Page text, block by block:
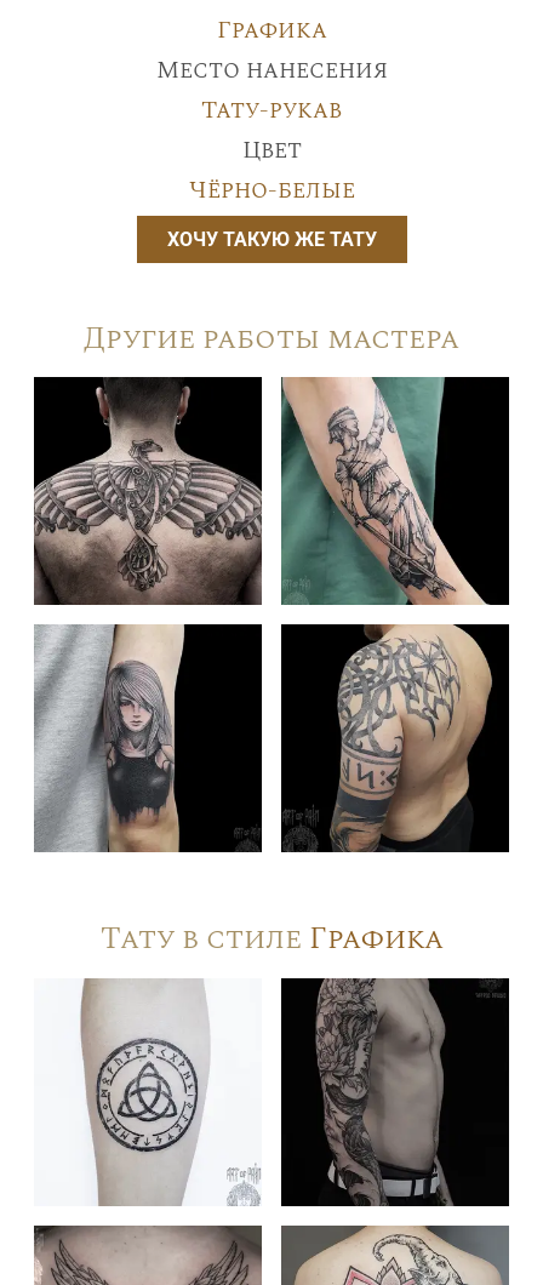
Графика
Место нанесения
Тату-рукав
Цвет
Чёрно-белые
ХОЧУ ТАКУЮ ЖЕ ТАТУ
Другие работы мастера
Тату в стиле Графика